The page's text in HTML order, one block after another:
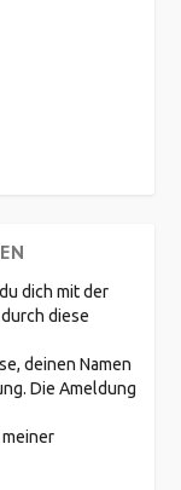
dich mit der
diese
deinen Namen
Die Ameldung